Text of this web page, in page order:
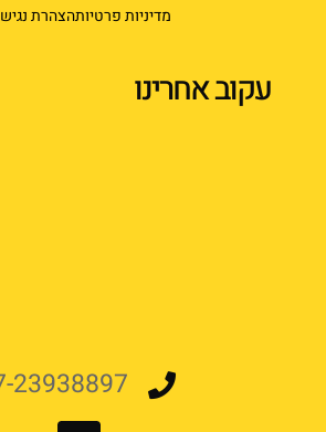
מדיניות פרטיותהצהרת
עקוב אחרינו
23938897